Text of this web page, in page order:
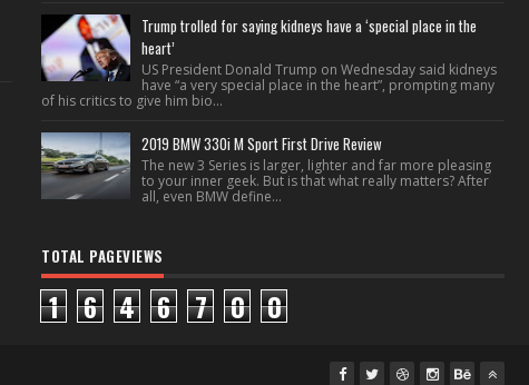
Trump trolled for saying kidneys have a ‘special place in the
heart’
US President Donald Trump on Wednesday said kidneys
have “a very special place in the heart”, prompting many
of his critics to give him bio...
2019 BMW 330i M Sport First Drive Review
The new 3 Series is larger, lighter and far more pleasing
to your inner geek. But is that what really matters? After
all, even BMW define...
TOTAL PAGEVIEWS
1 6 4 6 7 0 0